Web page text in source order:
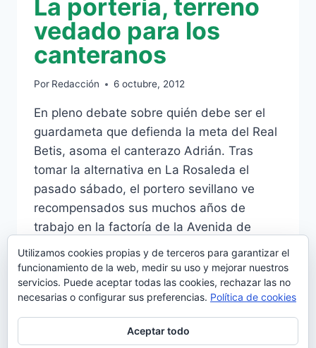
La portería, terreno
vedado para los
canteranos
Por Redacción 6 octubre, 2012
En pleno debate sobre quién debe ser el
guardameta que defienda la meta del Real
Betis, asoma el canterazo Adrián. Tras
tomar la alternativa en La Rosaleda el
pasado sábado, el portero sevillano ve
recompensados sus muchos años de
trabajo en la factoría de la Avenida de
Italia, en los que, no en pocas ocasiones,…
LEER MÁS LA
PORTERÍA,
TERRENO
VEDADO
Utilizamos cookies propias y de terceros para garantizar el
funcionamiento de la web, medir su uso y mejorar nuestros
servicios. Puede aceptar todas las cookies, rechazar las no
necesarias o configurar sus preferencias. Política de cookies
Aceptar todo